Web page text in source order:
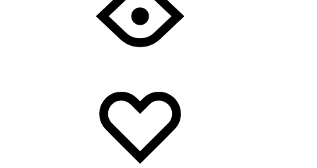
plusieurs
variations.
Les
peuvent
être
choisies
sur